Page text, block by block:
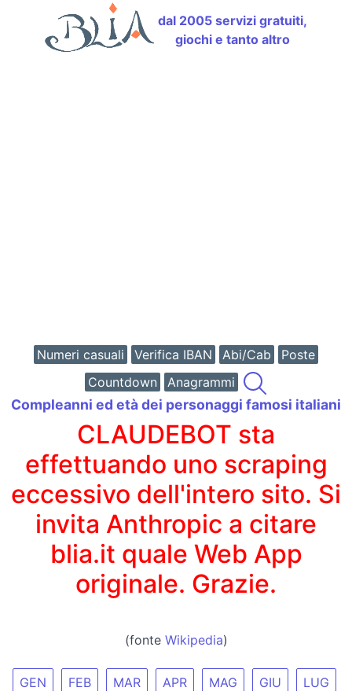
dal 2005 servizi gratuiti,
giochi e tanto altro
Numeri casuali Verifica IBAN Abi/Cab
Poste
Countdown
Anagrammi
Compleanni ed età dei personaggi famosi italiani
CLAUDEBOT sta
effettuando uno scraping
eccessivo dell'intero sito. Si
invita Anthropic a citare
blia.it quale Web App
originale. Grazie.
(fonte Wikipedia)
GEN FEB MAR APR MAG GIU
LUG